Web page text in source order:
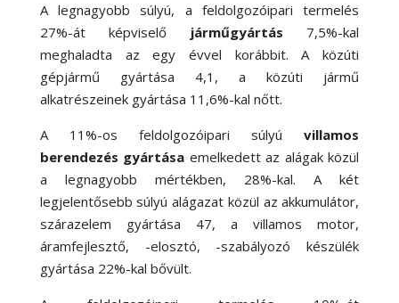
A legnagyobb súlyú, a feldolgozóipari termelés
27%-át képviselő járműgyártás 7,5%-kal
meghaladta az egy évvel korábbit. A közúti
gépjármű gyártása 4,1, a közúti jármű
alkatrészeinek gyártása 11,6%-kal nőtt.
A 11 %-os feldolgozóipari súlyú
villamos
berendezés gyártása emelkedett az alágak közül
a legnagyobb mértékben, 28%-kal. A két
legjelentősebb súlyú alágazat közül az akkumulátor,
szárazelem gyártása 47, a villamos motor,
áramfejlesztő, -elosztó, -szabályozó készülék
gyártása 22%-kal bővült.